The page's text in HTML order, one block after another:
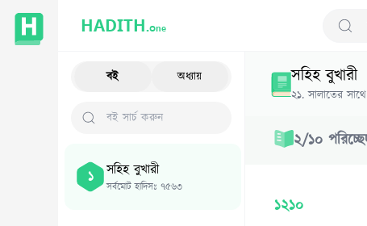
HADITH.One
বই অধ্যায়
১ সহিহ বুখারী
সর্বমোট হাদিসঃ ৭৫৬৩
সহিহ বুখারী
২১.সালাতের
২/১০
১২১০